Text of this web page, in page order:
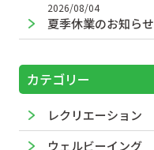
夏季休業のお知らせ
2026/08/04
カテゴリー
レクリエーション
ウェルビーイング